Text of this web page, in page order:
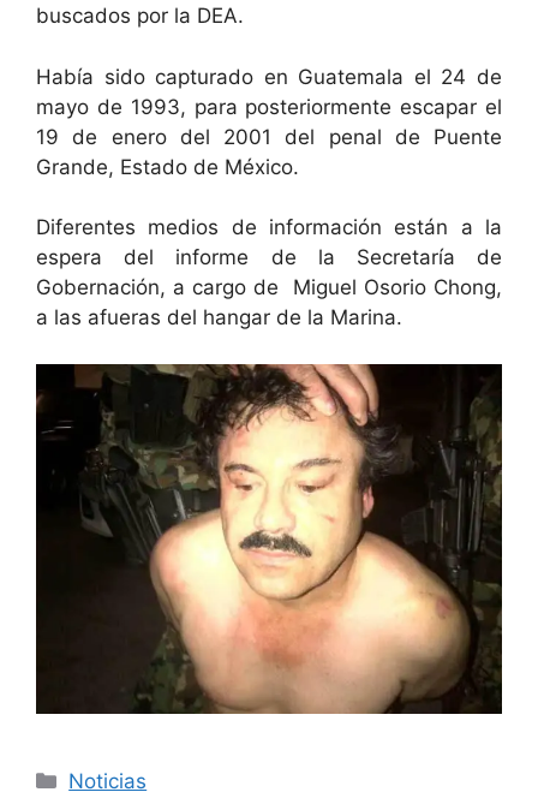
buscados por la DEA.
Había sido capturado en Guatemala el 24 de
mayo de 1993, para posteriormente escapar el
19 de enero del 2001 del penal de Puente
Grande, Estado de México.
Diferentes medios de información están a la
espera del informe de la Secretaría de
Gobernación, a cargo de Miguel Osorio Chong,
a las afueras del hangar de la Marina.
Categorías
Noticias